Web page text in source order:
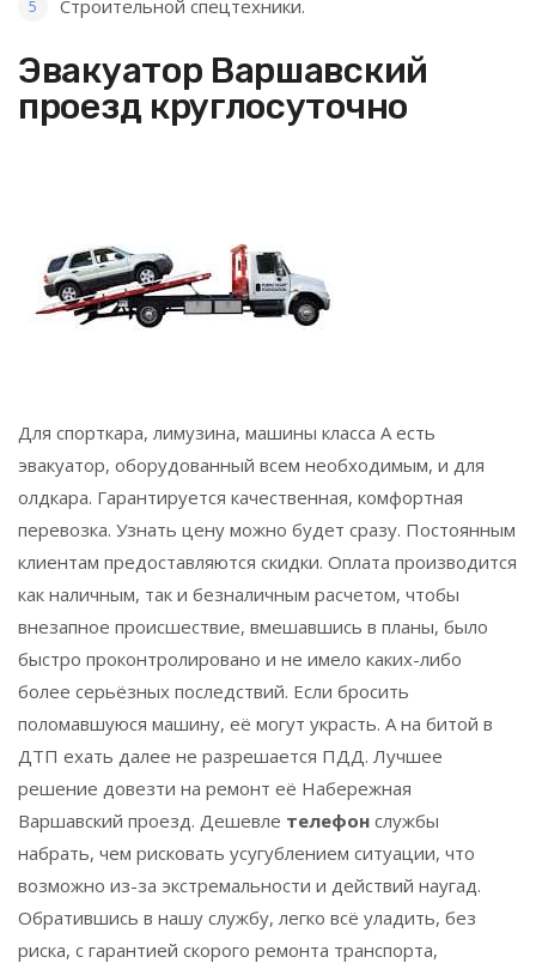
Строительной спецтехники.
Эвакуатор Варшавский
проезд круглосуточно
Для спорткара, лимузина, машины класса А есть
эвакуатор, оборудованный всем необходимым, и для
олдкара. Гарантируется качественная, комфортная
перевозка. Узнать цену можно будет сразу. Постоянным
клиентам предоставляются скидки. Оплата производится
как наличным, так и безналичным расчетом, чтобы
внезапное происшествие, вмешавшись в планы, было
быстро проконтролировано и не имело каких-либо
более серьёзных последствий. Если бросить
поломавшуюся машину, её могут украсть. А на битой в
ДТП ехать далее не разрешается ПДД. Лучшее
решение довезти на ремонт её Набережная
Варшавский проезд. Дешевле телефон службы
набрать, чем рисковать усугублением ситуации, что
возможно из-за экстремальности и действий наугад.
Обратившись в нашу службу, легко всё уладить, без
риска, с гарантией скорого ремонта транспорта,